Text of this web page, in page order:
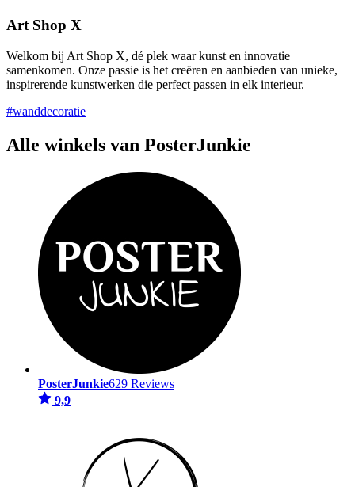
Art Shop X
Welkom bij Art Shop X, dé plek waar kunst en innovatie
samenkomen. Onze passie is het creëren en aanbieden van unieke,
inspirerende kunstwerken die perfect passen in elk interieur.
#wanddecoratie
Alle winkels van PosterJunkie
PosterJunkie629 Reviews
9,9